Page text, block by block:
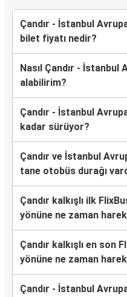
Çandır - İstanbul
bilet fiyatı nedir?
Nasıl Çandır -
alabilirim?
Çandır - İstanbul
kadar sürüyor?
Çandır ve İstanbul
tane otobüs durağı
Çandır kalkışlı ilk
yönüne ne zaman
Çandır kalkışlı en son
yönüne ne zaman
Çandır - İstanbul